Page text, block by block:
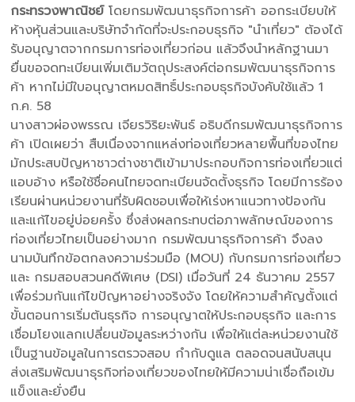
กระทรวงพาณิชย์โดยกรมพัฒนาธุรกิจการค้า ออกระเบียบให้
ห้างหุ้นส่วนและบริษัทจำกัดที่จะประกอบธุรกิจ "นำเที่ยว" ต้องได้
รับอนุญาตจากกรมการท่องเที่ยวก่อน แล้วจึงนำหลักฐานมา
ยื่นขอจดทะเบียนเพิ่มเติมวัตถุประสงค์ต่อกรมพัฒนาธุรกิจการ
ค้า หากไม่มีใบอนุญาตหมดสิทธิ์ประกอบธุรกิจบังคับใช้แล้ว 1
ก.ค. 58
นางสาวผ่องพรรณ เจียรวิริยะพันธ์ อธิบดีกรมพัฒนาธุรกิจการ
ค้า เปิดเผยว่า สืบเนื่องจากแหล่งท่องเที่ยวหลายพื้นที่ของไทย
มักประสบปัญหาชาวต่างชาติเข้ามาประกอบกิจการท่องเที่ยวแต่
แอบอ้าง หรือใช้ชื่อคนไทยจดทะเบียนจัดตั้งธุรกิจ โดยมีการร้อง
เรียนผ่านหน่วยงานที่รับผิดชอบเพื่อให้เร่งหาแนวทางป้องกัน
และแก้ไขอยู่บ่อยครั้ง ซึ่งส่งผลกระทบต่อภาพลักษณ์ของการ
ท่องเที่ยวไทยเป็นอย่างมาก กรมพัฒนาธุรกิจการค้า จึงลง
นามบันทึกข้อตกลงความร่วมมือ (MOU) กับกรมการท่องเที่ยว
และ กรมสอบสวนคดีพิเศษ (DSI) เมื่อวันที่ 24 ธันวาคม 2557
เพื่อร่วมกันแก้ไขปัญหาอย่างจริงจัง โดยให้ความสำคัญตั้งแต่
ขั้นตอนการเริ่มต้นธุรกิจ การอนุญาตให้ประกอบธุรกิจ และการ
เชื่อมโยงแลกเปลี่ยนข้อมูลระหว่างกัน เพื่อให้แต่ละหน่วยงานใช้
เป็นฐานข้อมูลในการตรวจสอบ กำกับดูแล ตลอดจนสนับสนุน
ส่งเสริมพัฒนาธุรกิจท่องเที่ยวของไทยให้มีความน่าเชื่อถือเข้ม
แข็งและยั่งยืน